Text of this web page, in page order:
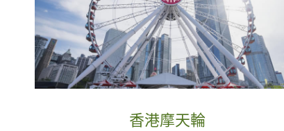
香港摩天輪